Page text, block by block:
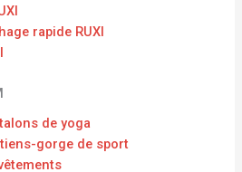
rapide RUXI
de yoga
gorge de sport